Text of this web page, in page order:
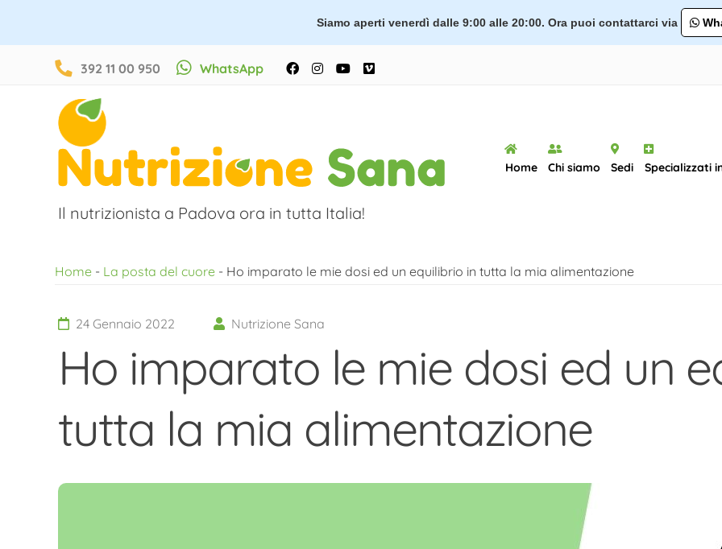
Siamo aperti venerdì dalle 9:00 alle 20:00. Ora puoi contattarci via
contenuto
392 11 00 950 WhatsApp FacebookInstagram
YouTube
Vimeo
Il nutrizionista a Padova ora in tutta Italia!
Home Chi siamo Sedi Specializzati
Home - La posta del cuore - Ho imparato le mie dosi ed un equilibrio in tutta la mia alimentazione
24 Gennaio 2022 Nutrizione Sana
Ho imparato le mie dosi ed un
tutta la mia alimentazione